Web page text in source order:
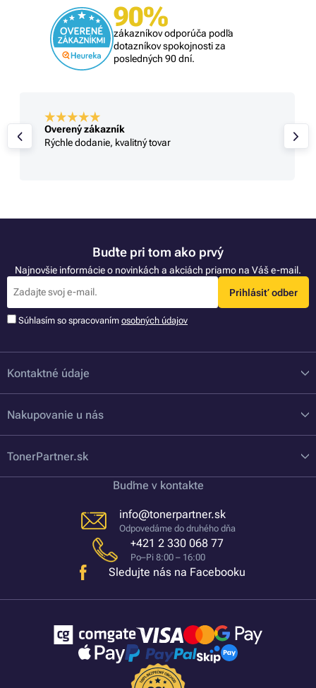
90%
zákazníkov odporúča podľa
dotazníkov spokojnosti za
posledných 90 dní.
Overený zákazník
Rýchle dodanie, kvalitný tovar
Buďte pri tom ako prvý
Najnovšie informácie o novinkách a akciách priamo na Váš e-mail.
Prihlásiť odber
Súhlasím so spracovaním osobných údajov
Kontaktné údaje
Nakupovanie u nás
TonerPartner.sk
Buďme v kontakte
info@tonerpartner.sk
Odpovedáme do druhého dňa
+421 2 330 068 77
Po–Pi 8:00 – 16:00
Sledujte nás na Facebooku